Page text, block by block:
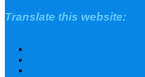
Translate this website: